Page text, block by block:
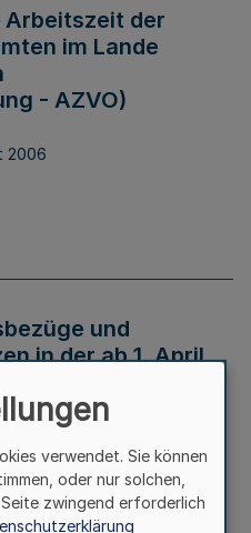
Arbeitszeit der
im Lande
- AZVO)
2006
und
in der ab 1. April
verwendet. Sie können
oder nur solchen,
zwingend erforderlich